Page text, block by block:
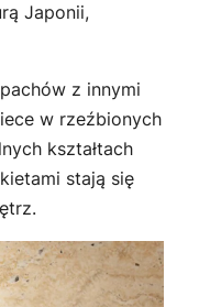
Japonii,
z innymi
w rzeźbionych
kształtach
stają się